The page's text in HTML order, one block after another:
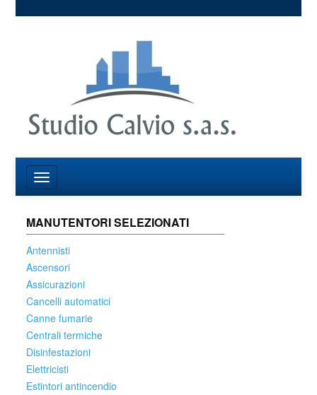
MANUTENTORI SELEZIONATI
Antennisti
Ascensori
Assicurazioni
Cancelli automatici
Canne fumarie
Centrali termiche
Disinfestazioni
Elettricisti
Estintori antincendio